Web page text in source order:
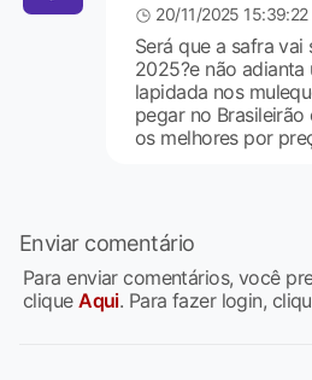
20/11/2025 15:39:22
Será que a safra vai
2025?e não
lapidada nos
pegar no
os melhores por
Enviar comentário
Para enviar comentários, você
cliqueAqui. Para fazer login,